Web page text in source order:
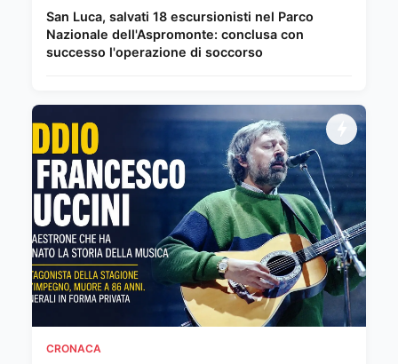
San Luca, salvati 18 escursionisti nel Parco
Nazionale dell'Aspromonte: conclusa con
successo l'operazione di soccorso
CRONACA